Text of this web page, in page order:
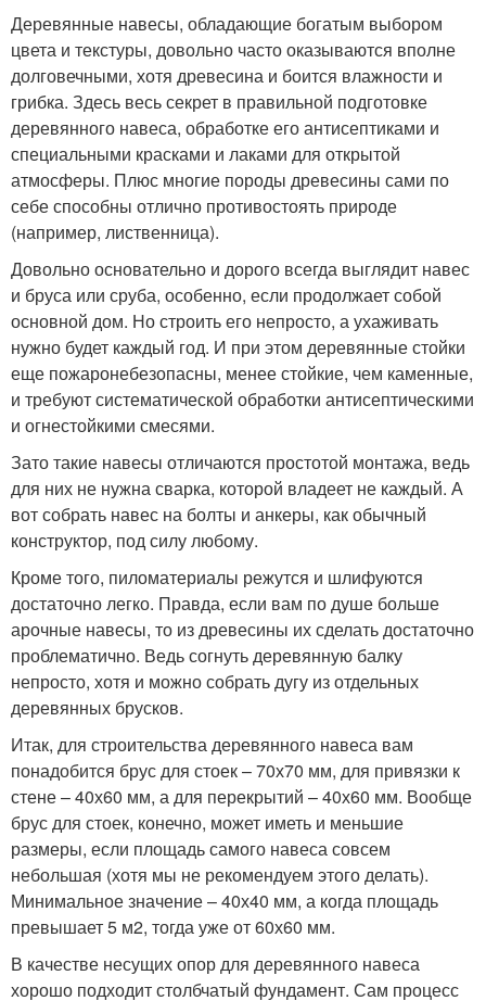
Деревянные навесы, обладающие богатым выбором
цвета и текстуры, довольно часто оказываются вполне
долговечными, хотя древесина и боится влажности и
грибка. Здесь весь секрет в правильной подготовке
деревянного навеса, обработке его антисептиками и
специальными красками и лаками для открытой
атмосферы. Плюс многие породы древесины сами по
себе способны отлично противостоять природе
(например, лиственница).
Довольно основательно и дорого всегда выглядит навес
и бруса или сруба, особенно, если продолжает собой
основной дом. Но строить его непросто, а ухаживать
нужно будет каждый год. И при этом деревянные стойки
еще пожаронебезопасны, менее стойкие, чем каменные,
и требуют систематической обработки антисептическими
и огнестойкими смесями.
Зато такие навесы отличаются простотой монтажа, ведь
для них не нужна сварка, которой владеет не каждый. А
вот собрать навес на болты и анкеры, как обычный
конструктор, под силу любому.
Кроме того, пиломатериалы режутся и шлифуются
достаточно легко. Правда, если вам по душе больше
арочные навесы, то из древесины их сделать достаточно
проблематично. Ведь согнуть деревянную балку
непросто, хотя и можно собрать дугу из отдельных
деревянных брусков.
Итак, для строительства деревянного навеса вам
понадобится брус для стоек – 70х70 мм, для привязки к
стене – 40х60 мм, а для перекрытий – 40х60 мм. Вообще
брус для стоек, конечно, может иметь и меньшие
размеры, если площадь самого навеса совсем
небольшая (хотя мы не рекомендуем этого делать).
Минимальное значение – 40х40 мм, а когда площадь
превышает 5 м2, тогда уже от 60х60 мм.
В качестве несущих опор для деревянного навеса
хорошо подходит столбчатый фундамент. Сам процесс